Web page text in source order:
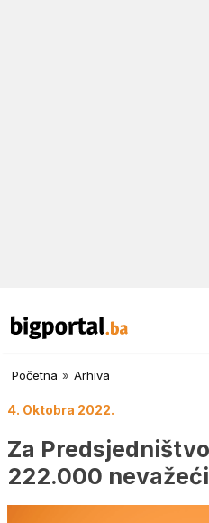
Početna » Arhiva
4. Oktobra 2022.
Za
222.000